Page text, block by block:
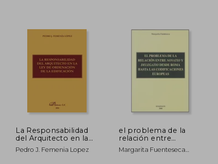
₡ 27.261
La Responsabilidad
del Arquitecto en la
ley de Ordenacion de
la e Dificacion
Pedro J. Femenia Lopez
el problema de la
relación entre
novatio y delegatio
desde roma hasta las
Margarita Fuenteseca